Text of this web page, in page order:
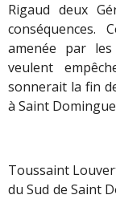
Rigaud deux
amenée par
veulent
sonnerait la fin
à Saint
Toussaint
du Sud de Saint